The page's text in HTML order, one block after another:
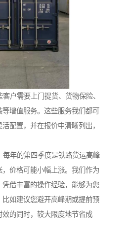
客户需要上门提货、货物保险、
增值服务。这些服务我们都可
配置，并在报价中清晰列出，
每年的第四季度是铁路货运高峰
价格可能小幅上涨。我们作为
借丰富的操作经验，能够为您
如建议您避开高峰期或提前预
的同时，较大限度地节省成